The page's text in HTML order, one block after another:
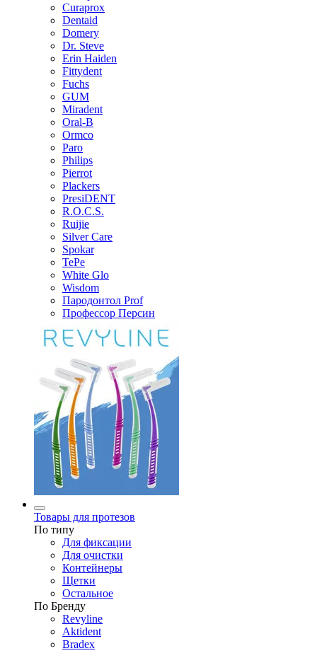
Curaprox
Dentaid
Domery
Dr. Steve
Erin Haiden
Fittydent
Fuchs
GUM
Miradent
Oral-B
Ormco
Paro
Philips
Pierrot
Plackers
PresiDENT
R.O.C.S.
Ruijie
Silver Care
Spokar
TePe
White Glo
Wisdom
Пародонтол Prof
Профессор Персин
Товары для протезов
По типу
Для фиксации
Для очистки
Контейнеры
Щетки
Остальное
По Бренду
Revyline
Aktident
Bradex